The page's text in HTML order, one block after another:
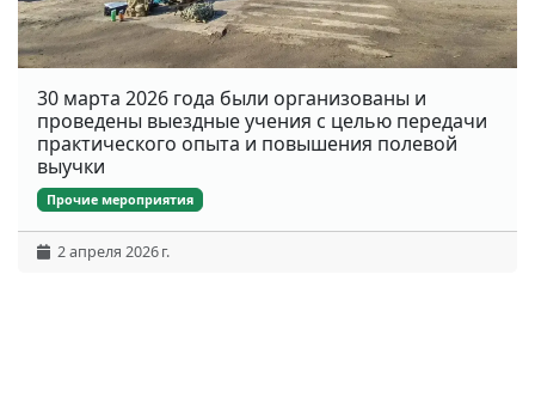
30 марта 2026 года были организованы и
проведены выездные учения с целью передачи
практического опыта и повышения полевой
выучки
Прочие мероприятия
2 апреля 2026 г.